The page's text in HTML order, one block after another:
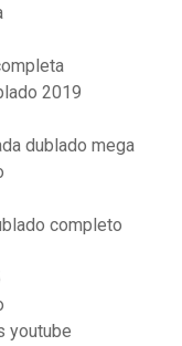
2019
dublado mega
completo
youtube